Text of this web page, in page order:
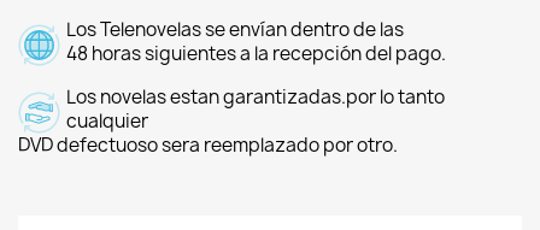
Los Telenovelas se envían dentro de las
48 horas siguientes a la recepción del pago.
Los novelas estan garantizadas.por lo tanto
cualquier
DVD defectuoso sera reemplazado por otro.